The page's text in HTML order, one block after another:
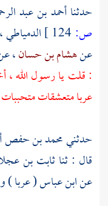
حدثناأحمد بن عبد
ص:
الدمياطي
عنهشام بن حسان،
: قلت يا رسول الله ،
عربا متعشقات متحببات
حدثنيمحمد بن حفص
قال : ثناثابت بن
عنابن عباس( عربا )